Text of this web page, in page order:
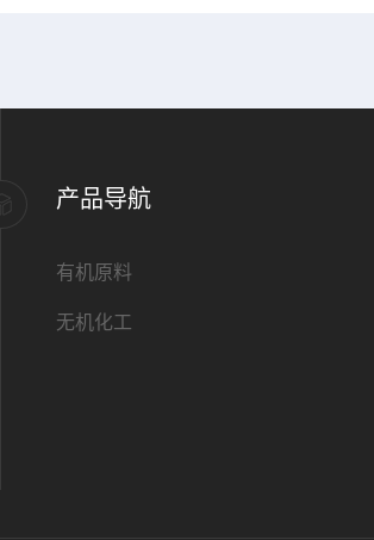
产品导航
有机原料
无机化工